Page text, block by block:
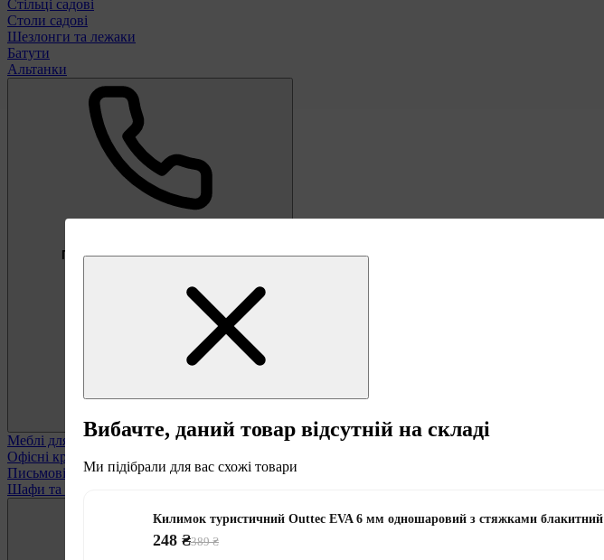
Стільці садові
Столи садові
Шезлонги та лежаки
Батути
Альтанки
Безкоштовно
Підберемо меблі під ваші цілі
Меблі для офісуПереглянути всі
Офісні крісла
Письмові столи
Шафи та полиці офісні
Вибачте, даний товар відсутній на складі
Ми підібрали для вас схожі товари
Килимок туристичний Outtec EVA 6 мм одношаровий з стяжками блакитний
248 ₴389 ₴